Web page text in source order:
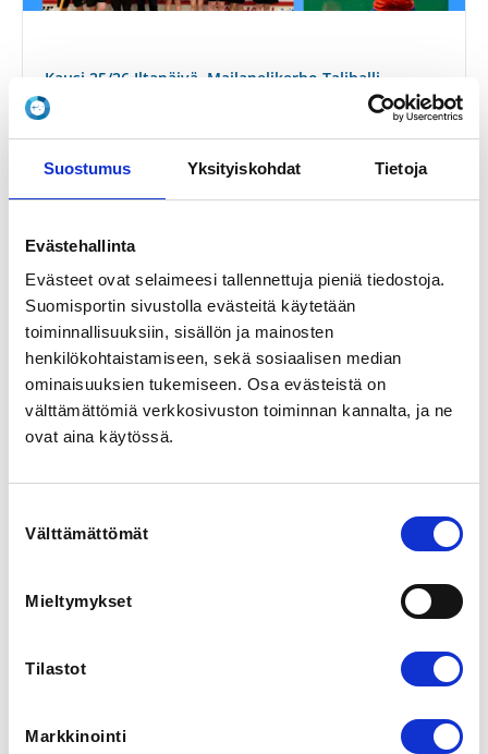
Suostumus Yksityiskohdat Tietoja
Evästehallinta
Evästeet ovat selaimeesi tallennettuja pieniä tiedostoja.
Suomisportin sivustolla evästeitä käytetään
toiminnallisuuksiin, sisällön ja mainosten
henkilökohtaistamiseen, sekä sosiaalisen median
ominaisuuksien tukemiseen. Osa evästeistä on
välttämättömiä verkkosivuston toiminnan kannalta, ja ne
ovat aina käytössä.
valinta
Välttämättömät
Mieltymykset
Tilastot
Markkinointi
Kausi 25/26 Iltapäivä, Mailapelikerho Talihalli
Talihalli
110,00 € Registration finished
Kausi 25/26 Iltapäivä, Mailapelikerho Talihalli Torstai
Badminton United ry
Huopalahdentie 28, 00350 Helsinki, Suomi